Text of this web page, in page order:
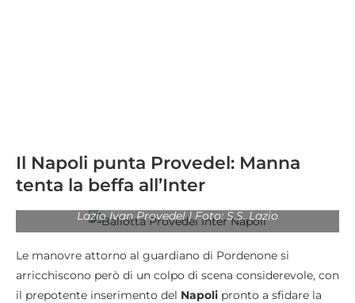
Il Napoli punta Provedel: Manna
tenta la beffa all’Inter
Lazio Ivan Provedel | Foto: S.S. Lazio
Le manovre attorno al guardiano di Pordenone si
arricchiscono però di un colpo di scena considerevole, con
il prepotente inserimento del Napoli pronto a sfidare la